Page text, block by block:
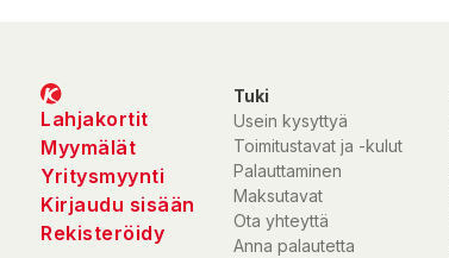
Lahjakortit
Myymälät
Yritysmyynti
Kirjaudu sisään
Rekisteröidy
Tuki
Usein kysyttyä
Toimitustavat ja -kulut
Palauttaminen
Maksutavat
Ota yhteyttä
Anna palautetta